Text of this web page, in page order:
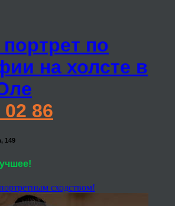
портрет по
на холсте в
02 86
149
сходством!